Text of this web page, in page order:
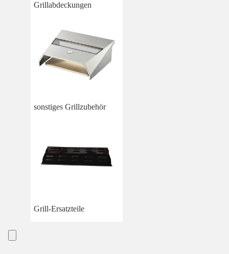
Grillabdeckungen
sonstiges Grillzubehör
Grill-Ersatzteile